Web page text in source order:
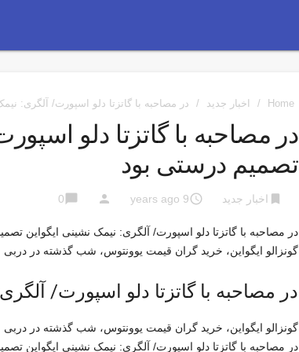
Home
/ اخبار جدید / در مصاحبه با گاتزتا دلو اسپورت/ آلگری:
در مصاحبه با گاتزتا دلو
تصمیم درستی بود
bookmark اخبار جدید access_time
9 years ago
person
chat_bubble
0
در مصاحبه با گاتزتا دلو اسپورت/ آلگری: نیمک نشینی ایگواین
گونزالو ایگواین، خرید گران قیمت یوونتوس، شب گذشته در دربی
در مصاحبه با گاتزتا دلو اسپورت/
گونزالو ایگواین، خرید گران قیمت یوونتوس، شب گذشته در دربی
در مصاحبه با گاتزتا دلو اسپورت/ آلگری: نیمک نشینی ایگواین